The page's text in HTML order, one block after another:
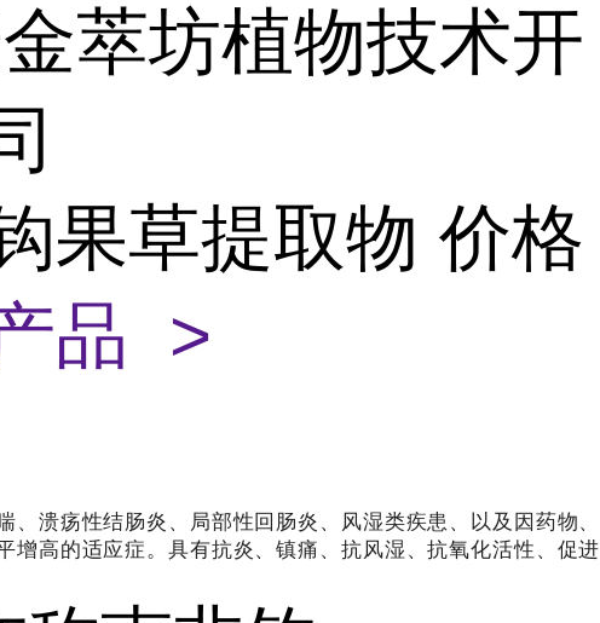
萃坊植物技术开
果草提取物 价格
品 >
、溃疡性结肠炎、局部性回肠炎、风湿类疾患、以及因药物、
增高的适应症。具有抗炎、镇痛、抗风湿、抗氧化活性、促进